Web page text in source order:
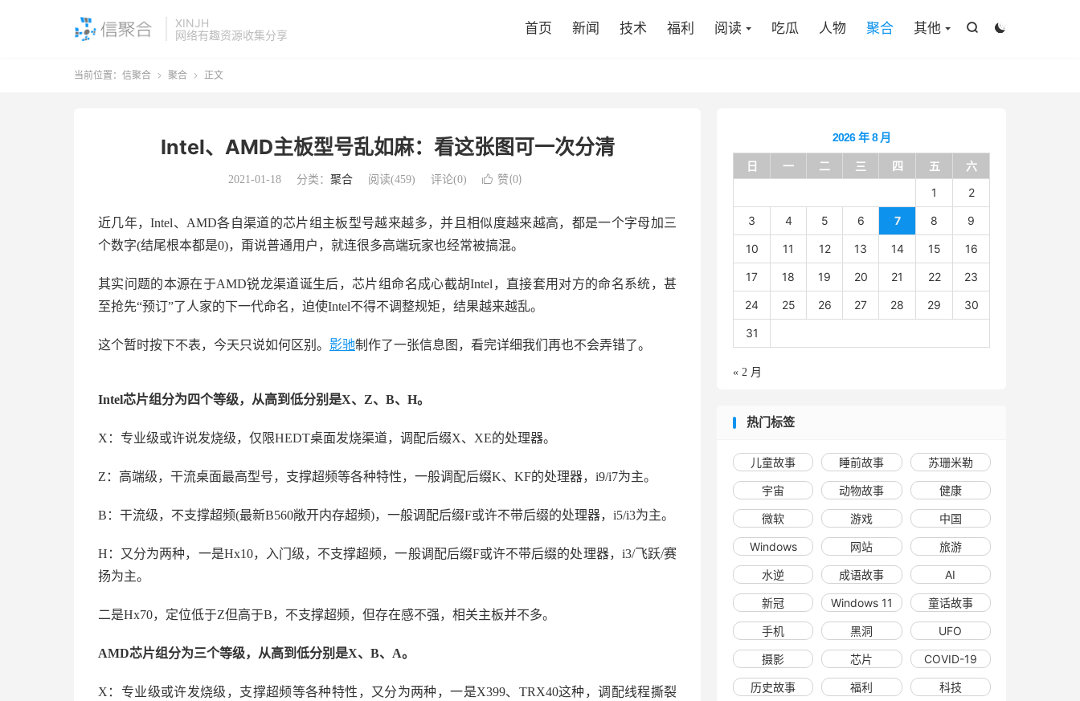
XINJH
网络有趣资源收集分享


首页 新闻 技术 福利 阅读 吃瓜 人物 聚合 其他
当前位置： 信聚合  聚合  正文
Intel、AMD主板型号乱如麻：看这张图可一次分清
2021-01-18 分类： 聚合 阅读(459) 评论(0)  赞(0)
近几年，Intel、AMD各自渠道的芯片组主板型号越来越多，并且相似度越来越高，都是一个字母加三
个数字(结尾根本都是0)，甭说普通用户，就连很多高端玩家也经常被搞混。
其实问题的本源在于AMD锐龙渠道诞生后，芯片组命名成心截胡Intel，直接套用对方的命名系统，甚
至抢先“预订”了人家的下一代命名，迫使Intel不得不调整规矩，结果越来越乱。
这个暂时按下不表，今天只说如何区别。 影驰制作了一张信息图，看完详细我们再也不会弄错了。
Intel芯片组分为四个等级，从高到低分别是X、Z、B、H。
X：专业级或许说发烧级，仅限HEDT桌面发烧渠道，调配后缀X、XE的处理器。
Z：高端级，干流桌面最高型号，支撑超频等各种特性，一般调配后缀K、KF的处理器，i9/i7为主。
B：干流级，不支撑超频(最新B560敞开内存超频)，一般调配后缀F或许不带后缀的处理器，i5/i3为主。
H：又分为两种，一是Hx10，入门级，不支撑超频，一般调配后缀F或许不带后缀的处理器，i3/飞跃/赛
扬为主。
二是Hx70，定位低于Z但高于B，不支撑超频，但存在感不强，相关主板并不多。
AMD芯片组分为三个等级，从高到低分别是X、B、A。
X：专业级或许发烧级，支撑超频等各种特性，又分为两种，一是X399、TRX40这种，调配线程撕裂
2026 年 8 月
日 一 二 三 四 五
六
1
2
3 4 5 6 7 8 9
10 11 12 13 14 15 16
17 18 19 20 21 22 23
24 25 26 27 28 29 30
31
« 2 月
热门标签
儿童故事 睡前故事 苏珊米勒
宇宙 动物故事 健康
微软 游戏 中国
Windows 网站 旅游
水逆 成语故事 AI
新冠 Windows 11 童话故事
手机 黑洞 UFO
摄影 芯片 COVID-19
历史故事 福利 科技